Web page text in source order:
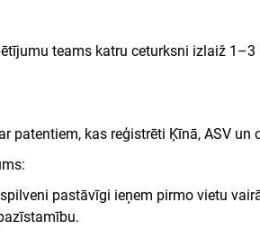
teams katru ceturksni izlaiž
patentiem, kas reģistrēti Ķīnā, ASV
pastāvīgi ieņem pirmo vietu